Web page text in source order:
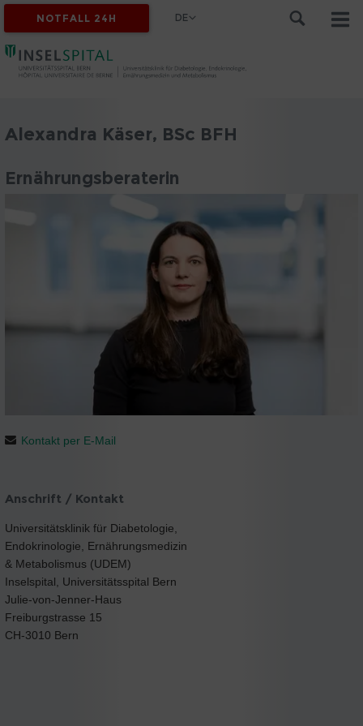
NOTFALL 24H DE
Alexandra Käser, BSc BFH
Ernährungsberaterin
Kontakt per E-Mail
Anschrift / Kontakt
Universitätsklinik für Diabetologie,
Endokrinologie, Ernährungsmedizin
& Metabolismus (UDEM)
Inselspital, Universitätsspital Bern
Julie-von-Jenner-Haus
Freiburgstrasse 15
CH-3010 Bern